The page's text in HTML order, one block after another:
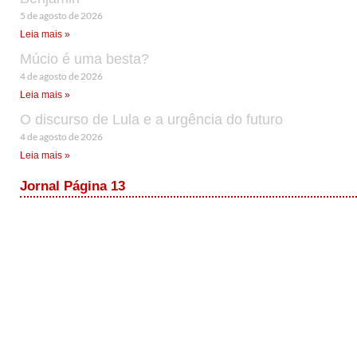
5 de agosto de 2026
Leia mais »
Múcio é uma besta?
4 de agosto de 2026
Leia mais »
O discurso de Lula e a urgência do futuro
4 de agosto de 2026
Leia mais »
Jornal Página 13